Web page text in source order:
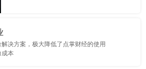
决方案，极大降低了点掌财经的使用
成本